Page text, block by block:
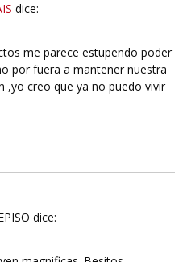
dice:
me parece estupendo poder
por fuera a mantener nuestra
,yo creo que ya no puedo vivir
dice: